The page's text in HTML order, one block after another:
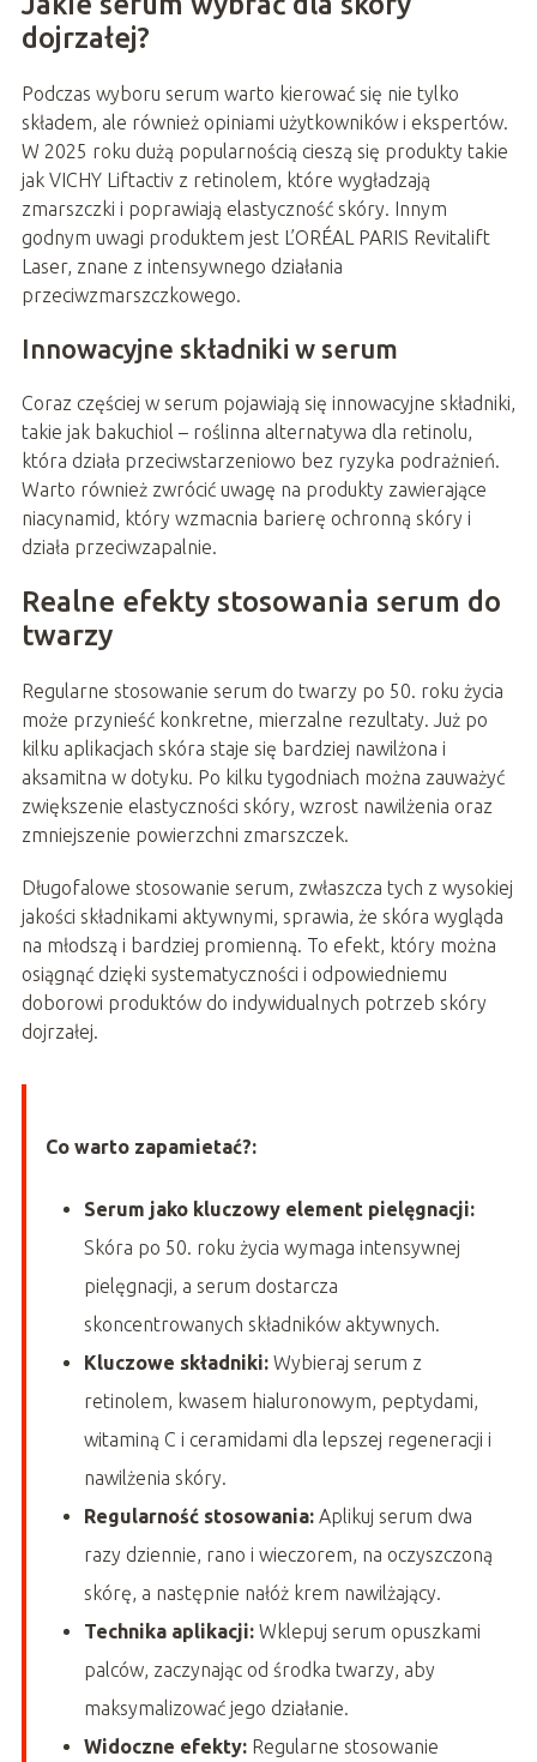
dojrzałej?
Podczas wyboru serum warto kierować się nie tylko
składem, ale również opiniami użytkowników i ekspertów.
W 2025 roku dużą popularnością cieszą się produkty takie
jak VICHY Liftactiv z retinolem, które wygładzają
zmarszczki i poprawiają elastyczność skóry. Innym
godnym uwagi produktem jest L’ORÉAL PARIS Revitalift
Laser, znane z intensywnego działania
przeciwzmarszczkowego.
Innowacyjne składniki w serum
Coraz częściej w serum pojawiają się innowacyjne składniki,
takie jak bakuchiol – roślinna alternatywa dla retinolu,
która działa przeciwstarzeniowo bez ryzyka podrażnień.
Warto również zwrócić uwagę na produkty zawierające
niacynamid, który wzmacnia barierę ochronną skóry i
działa przeciwzapalnie.
Realne efekty stosowania serum do
twarzy
Regularne stosowanie serum do twarzy po 50. roku życia
może przynieść konkretne, mierzalne rezultaty. Już po
kilku aplikacjach skóra staje się bardziej nawilżona i
aksamitna w dotyku. Po kilku tygodniach można zauważyć
zwiększenie elastyczności skóry, wzrost nawilżenia oraz
zmniejszenie powierzchni zmarszczek.
Długofalowe stosowanie serum, zwłaszcza tych z wysokiej
jakości składnikami aktywnymi, sprawia, że skóra wygląda
na młodszą i bardziej promienną. To efekt, który można
osiągnąć dzięki systematyczności i odpowiedniemu
doborowi produktów do indywidualnych potrzeb skóry
dojrzałej.
Co warto zapamietać?:
Serum jako kluczowy element pielęgnacji:
Skóra po 50. roku życia wymaga intensywnej
pielęgnacji, a serum dostarcza
skoncentrowanych składników aktywnych.
Kluczowe składniki:Wybieraj serum z
retinolem, kwasem hialuronowym, peptydami,
witaminą C i ceramidami dla lepszej regeneracji i
nawilżenia skóry.
Regularność stosowania:Aplikuj serum dwa
razy dziennie, rano i wieczorem, na oczyszczoną
skórę, a następnie nałóż krem nawilżający.
Technika aplikacji:Wklepuj serum opuszkami
palców, zaczynając od środka twarzy, aby
maksymalizować jego działanie.
Widoczne efekty:Regularne stosowanie